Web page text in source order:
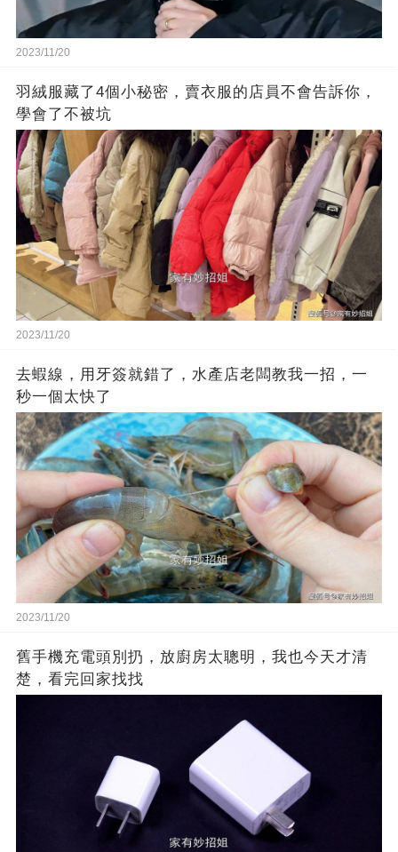
2023/11/20
羽絨服藏了4個小秘密，賣衣服的店員不會告訴你，
學會了不被坑
2023/11/20
去蝦線，用牙簽就錯了，水產店老闆教我一招，一
秒一個太快了
2023/11/20
舊手機充電頭別扔，放廚房太聰明，我也今天才清
楚，看完回家找找